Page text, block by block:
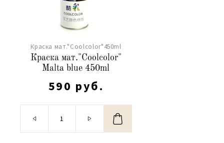
Краска мат."Coolcolor"450ml
Краска мат."Coolcolor"
Malta blue 450ml
590 руб.